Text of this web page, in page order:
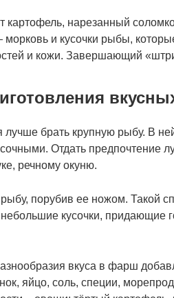
нарезанный
морковь и кусочки рыбы,
и кожи. Завершающий
лучше брать крупную рыбу. В
Отдать предпочтение
речному окуню.
порубив ее ножом. Такой
кусочки, придающие
вкуса в фарш
яйцо, соль, специи,